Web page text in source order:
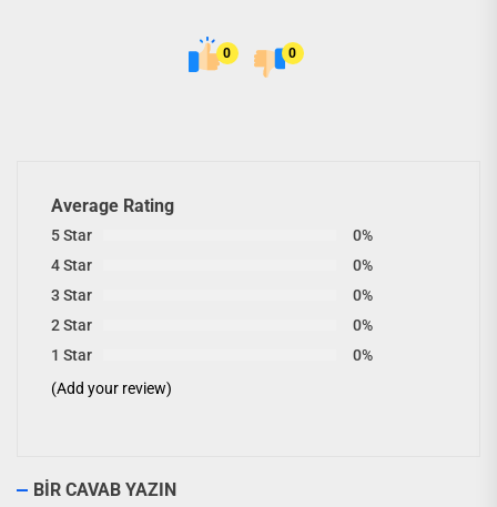
0 0
Average Rating
5 Star
0%
4 Star
0%
3 Star
0%
2 Star
0%
1 Star
0%
(Add your review)
BIR CAVAB YAZIN